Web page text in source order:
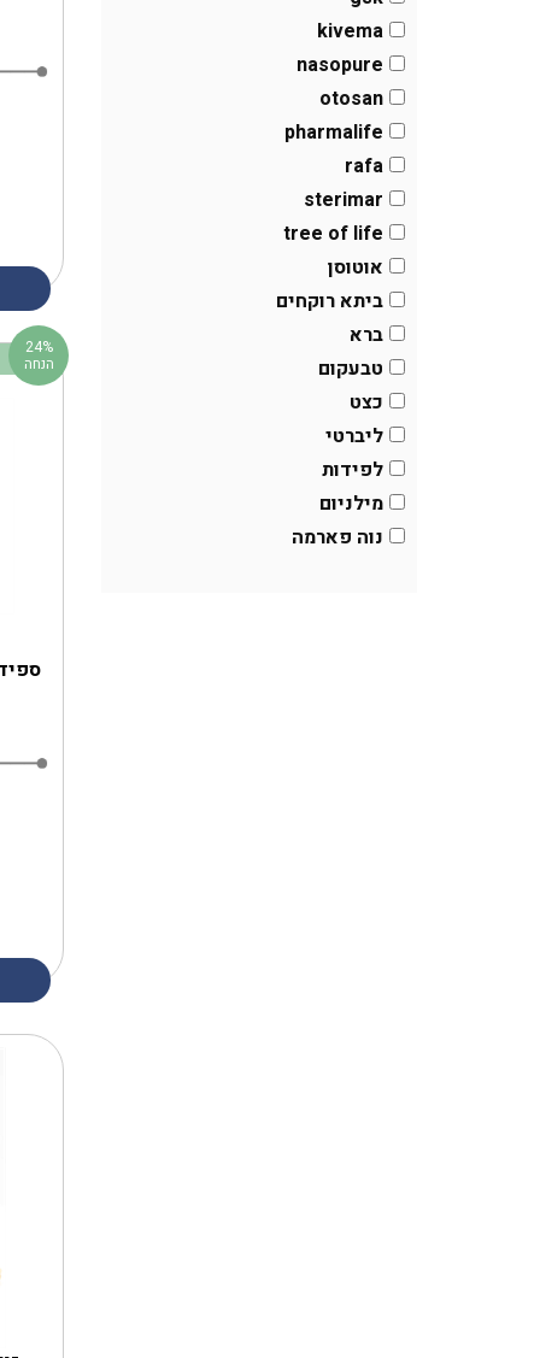
24%
הנחה
kivema
nasopure
otosan
pharmalife
rafa
sterimar
tree of life
אוטוסן
ביתא רוקחים
ברא
טבעקום
כצט
ליברטי
לפידות
מילניום
נוה פארמה